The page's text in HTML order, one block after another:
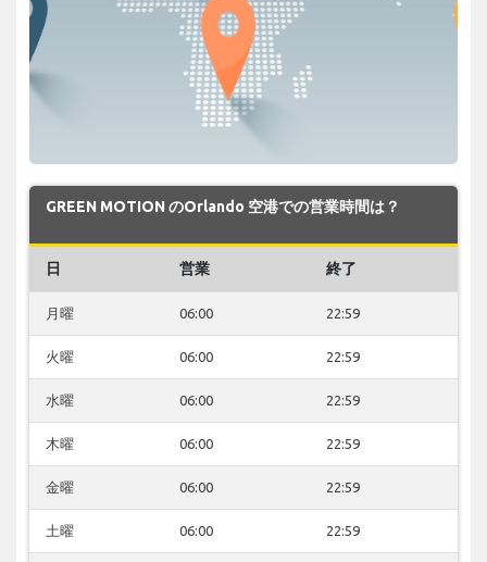
GREEN MOTION のOrlando 空港での営業時間は？
日 営業 終了
月曜 06:00 22:59
火曜 06:00 22:59
水曜 06:00 22:59
木曜 06:00 22:59
金曜 06:00 22:59
土曜 06:00 22:59